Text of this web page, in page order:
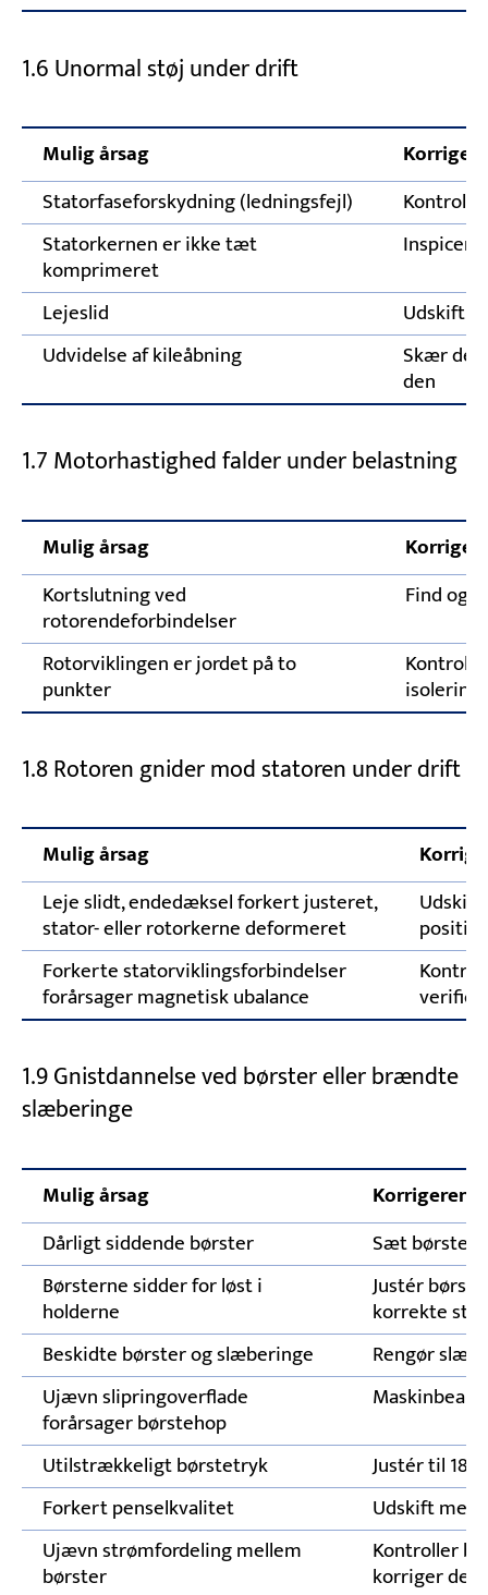
1.6 Unormal støj under drift
Mulig årsag
Statorfaseforskydning (ledningsfejl)
Statorkernen er ikke tæt
komprimeret
Inspicer
Lejeslid
Udskift
Udvidelse af kileåbning
Skær
den
1.7 Motorhastighed falder under belastning
Mulig årsag
Kortslutning ved
rotorendeforbindelser
Find og
Rotorviklingen er jordet på to
punkter isolering
1.8 Rotoren gnider mod statoren under drift
Mulig årsag
Leje slidt, endedæksel forkert justeret,
stator- eller rotorkerne deformeret
Forkerte statorviklingsforbindelser
forårsager magnetisk ubalance
1.9 Gnistdannelse ved børster eller brændte
slæberinge
Mulig årsag
Dårligt siddende børster
Sæt
Børsterne sidder for løst i
holderne
Justér
korrekte
Beskidte børster og slæberinge
Rengør
Ujævn slipringoverflade
forårsager børstehop
Utilstrækkeligt børstetryk
Justér til
Forkert penselkvalitet
Udskift med
Ujævn strømfordeling mellem
børster
Kontroller
korriger